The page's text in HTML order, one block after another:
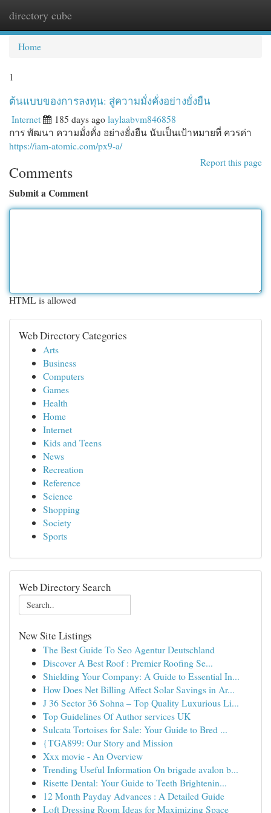
directory cube
Home
1
ต้นแบบของการลงทุน: สู่ความมั่งคั่งอย่างยั่งยืน
Internet 185 days agolaylaabvm846858
การ พัฒนา ความมั่งคั่ง อย่างยั่งยืน นับเป็นเป้าหมายที่ ควรค่า
https://iam-atomic.com/px9-a/
Report this page
Comments
Submit a Comment
HTML is allowed
Web Directory Categories
Arts
Business
Computers
Games
Health
Home
Internet
Kids and Teens
News
Recreation
Reference
Science
Shopping
Society
Sports
Web Directory Search
New Site Listings
The Best Guide To Seo Agentur Deutschland
Discover A Best Roof : Premier Roofing Se...
Shielding Your Company: A Guide to Essential In...
How Does Net Billing Affect Solar Savings in Ar...
J 36 Sector 36 Sohna – Top Quality Luxurious Li...
Top Guidelines Of Author services UK
Sulcata Tortoises for Sale: Your Guide to Bred ...
{TGA899: Our Story and Mission
Xxx movie - An Overview
Trending Useful Information On brigade avalon b...
Risette Dental: Your Guide to Teeth Brightenin...
12 Month Payday Advances : A Detailed Guide
Loft Dressing Room Ideas for Maximizing Space